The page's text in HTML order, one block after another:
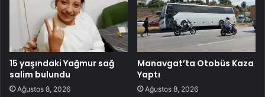
15 yaşındaki Yağmur sağ
salim bulundu
Ağustos 8, 2026
Manavgat’ta Otobüs Kaza
Yaptı
Ağustos 8, 2026